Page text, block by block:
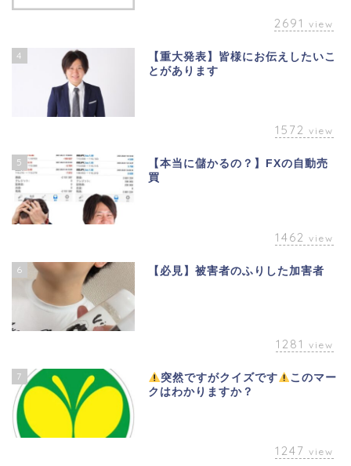
2691 view
4
【重大発表】皆様にお伝えしたいこ
とがあります
1572 view
5
【本当に儲かるの？】FXの自動売
買
1462 view
6 【必見】被害者のふりした加害者
1281 view
7 突然ですがクイズです
このマー
クはわかりますか？
1247 view